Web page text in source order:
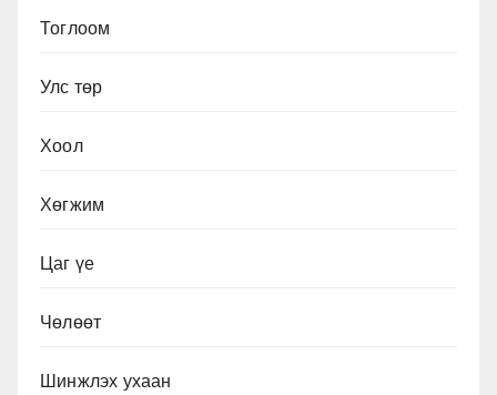
Тоглоом
Улс төр
Хоол
Хөгжим
Цаг үе
Чөлөөт
Шинжлэх ухаан